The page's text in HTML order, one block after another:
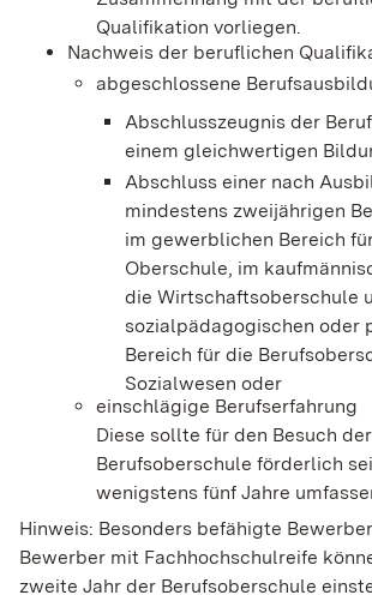
Qualifikation vorliegen.
Nachweis der beruflichen
abgeschlossene
Abschlusszeugnis der
einem gleichwertigen
Abschluss einer nach
mindestens zweijährigen
im gewerblichen Bereich
Oberschule, im
die Wirtschaftsoberschule
sozialpädagogischen oder
Bereich für die
Sozialwesen oder
einschlägige Berufserfahrung
Diese sollte für den Besuch
Berufsoberschule förderlich
wenigstens fünf Jahre
Hinweis: Besonders befähigte
Bewerber mit Fachhochschulreife
zweite Jahr der Berufsoberschule